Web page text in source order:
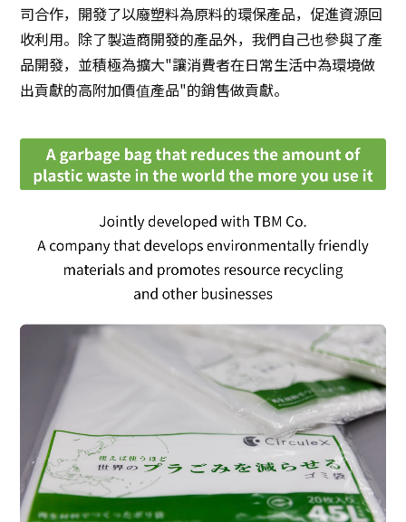
司合作，開發了以廢塑料為原料的環保產品，促進資源回
收利用。除了製造商開發的產品外，我們自己也參與了產
品開發，並積極為擴大"讓消費者在日常生活中為環境做
出貢獻的高附加價值產品"的銷售做貢獻。